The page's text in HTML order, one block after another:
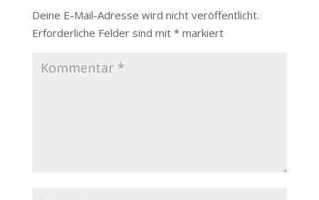
Deine E-Mail-Adresse wird nicht veröffentlicht.
Erforderliche Felder sind mit *markiert